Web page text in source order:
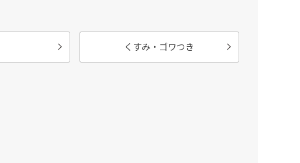
くすみ・ゴワつき